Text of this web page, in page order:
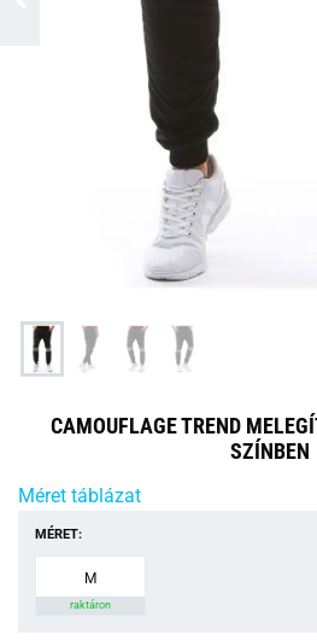
CAMOUFLAGE TREND
SZÍNBEN
Méret táblázat
MÉRET:
M
raktáron